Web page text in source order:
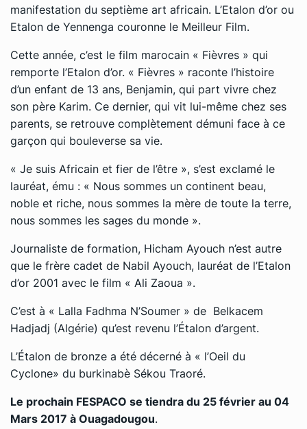
manifestation du septième art africain. L’Etalon d’or ou
Etalon de Yennenga couronne le Meilleur Film.
Cette année, c’est le film marocain « Fièvres » qui
remporte l’Etalon d’or. « Fièvres » raconte l’histoire
d’un enfant de 13 ans, Benjamin, qui part vivre chez
son père Karim. Ce dernier, qui vit lui-même chez ses
parents, se retrouve complètement démuni face à ce
garçon qui bouleverse sa vie.
« Je suis Africain et fier de l’être », s’est exclamé le
lauréat, ému : « Nous sommes un continent beau,
noble et riche, nous sommes la mère de toute la terre,
nous sommes les sages du monde ».
Journaliste de formation, Hicham Ayouch n’est autre
que le frère cadet de Nabil Ayouch, lauréat de l’Etalon
d’or 2001 avec le film « Ali Zaoua ».
C’est à « Lalla Fadhma N’Soumer » de Belkacem
Hadjadj (Algérie) qu’est revenu l’Étalon d’argent.
L’Étalon de bronze a été décerné à « l’Oeil du
Cyclone» du burkinabè Sékou Traoré.
Le prochain FESPACO se tiendra du 25 février au 04
Mars 2017 à Ouagadougou.